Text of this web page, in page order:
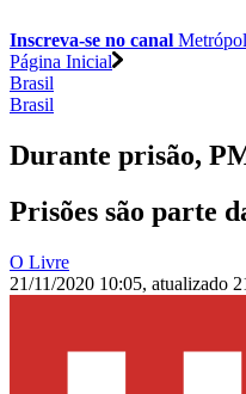
Inscreva-se no canal
Página Inicial
Brasil
Brasil
Durante prisão,
Prisões são parte
O Livre
21/11/2020 10:05, atualizado